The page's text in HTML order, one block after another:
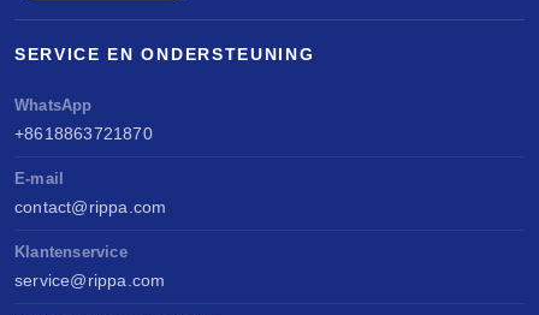
SERVICE EN ONDERSTEUNING
WhatsApp
+8618863721870
E-mail
contact@rippa.com
Klantenservice
service@rippa.com